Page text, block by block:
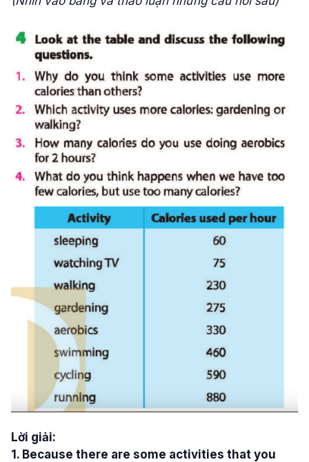
Lời giải:
1. Because there are some activities that you